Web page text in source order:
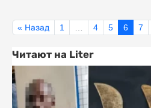
« Назад 1 4 5 6 7
Читают на Liter